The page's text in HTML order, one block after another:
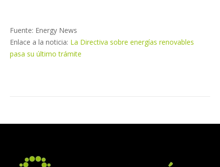
Fuente: Energy News
Enlace a la noticia: La Directiva sobre energías renovables
pasa su último trámite